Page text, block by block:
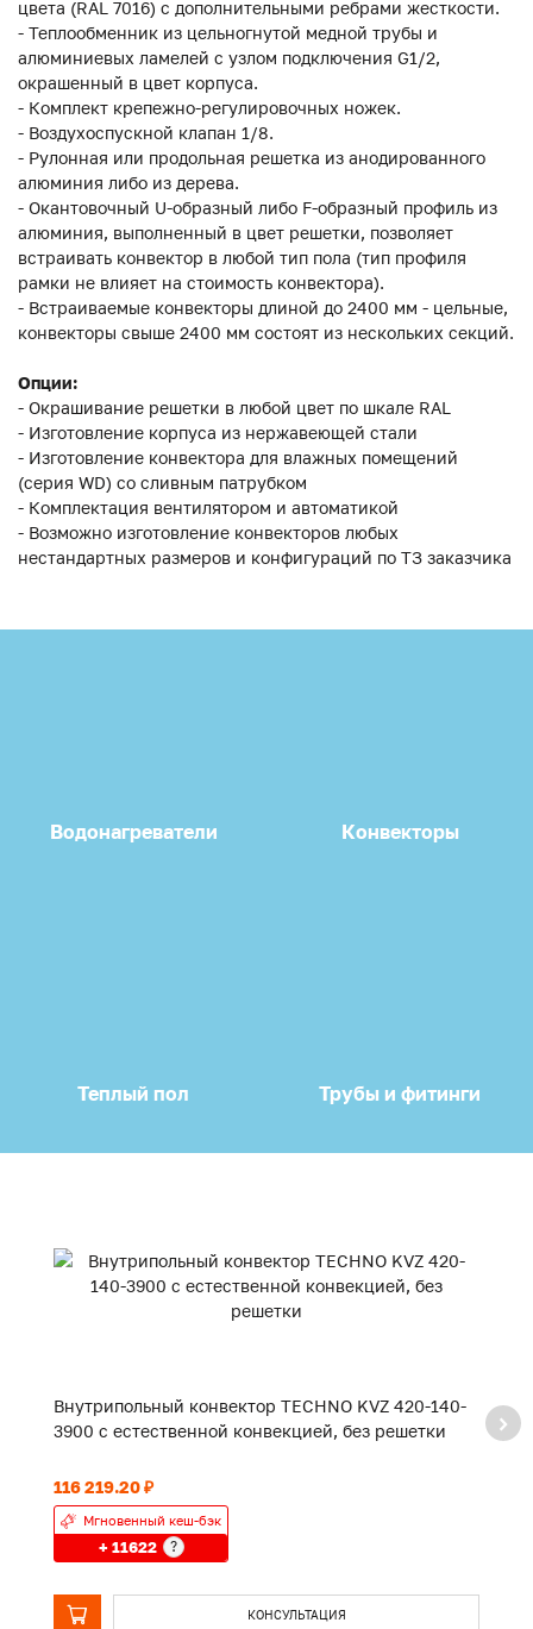
цвета (RAL 7016) с дополнительными ребрами жесткости.
- Теплообменник из цельногнутой медной трубы и
алюминиевых ламелей с узлом подключения G1/2,
окрашенный в цвет корпуса.
- Комплект крепежно-регулировочных ножек.
- Воздухоспускной клапан 1/8.
- Рулонная или продольная решетка из анодированного
алюминия либо из дерева.
- Окантовочный U-образный либо F-образный профиль из
алюминия, выполненный в цвет решетки, позволяет
встраивать конвектор в любой тип пола (тип профиля
рамки не влияет на стоимость конвектора).
- Встраиваемые конвекторы длиной до 2400 мм - цельные,
конвекторы свыше 2400 мм состоят из нескольких секций.
Опции:
- Окрашивание решетки в любой цвет по шкале RAL
- Изготовление корпуса из нержавеющей стали
- Изготовление конвектора для влажных помещений
(серия WD) со сливным патрубком
- Комплектация вентилятором и автоматикой
- Возможно изготовление конвекторов любых
нестандартных размеров и конфигураций по ТЗ заказчика
Водонагреватели Конвекторы
Теплый пол Трубы и фитинги
Внутрипольный конвектор TECHNO KVZ 420-140-
3900 с естественной конвекцией, без решетки
116 219.20 ₽
Мгновенный кеш-бэк
+ 11622 ?
КОНСУЛЬТАЦИЯ